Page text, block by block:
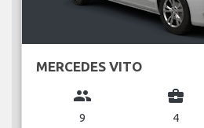
MERCEDES VITO
group
9
business_center
4